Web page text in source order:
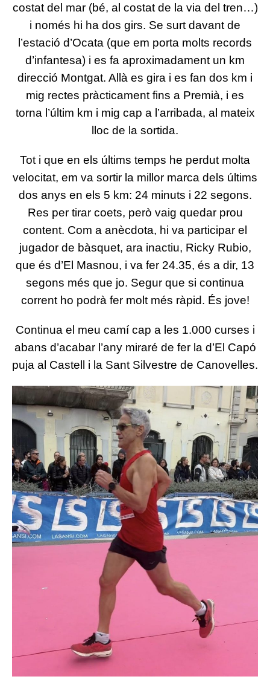
costat del mar (bé, al costat de la via del tren…)
i només hi ha dos girs. Se surt davant de
l’estació d’Ocata (que em porta molts records
d’infantesa) i es fa aproximadament un km
direcció Montgat. Allà es gira i es fan dos km i
mig rectes pràcticament fins a Premià, i es
torna l’últim km i mig cap a l’arribada, al mateix
lloc de la sortida.
Tot i que en els últims temps he perdut molta
velocitat, em va sortir la millor marca dels últims
dos anys en els 5 km: 24 minuts i 22 segons.
Res per tirar coets, però vaig quedar prou
content. Com a anècdota, hi va participar el
jugador de bàsquet, ara inactiu, Ricky Rubio,
que és d’El Masnou, i va fer 24.35, és a dir, 13
segons més que jo. Segur que si continua
corrent ho podrà fer molt més ràpid. És jove!
Continua el meu camí cap a les 1.000 curses i
abans d’acabar l’any miraré de fer la d’El Capó
puja al Castell i la Sant Silvestre de Canovelles.